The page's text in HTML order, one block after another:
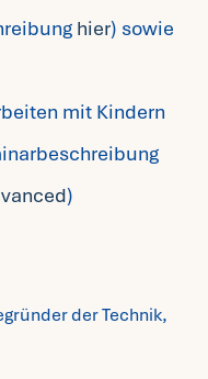
hier) sowie
mit Kindern
)
der Technik,